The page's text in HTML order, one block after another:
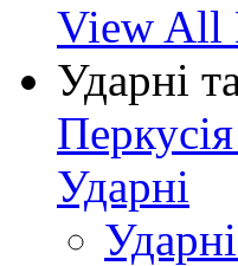
View All
Ударні
Ударні